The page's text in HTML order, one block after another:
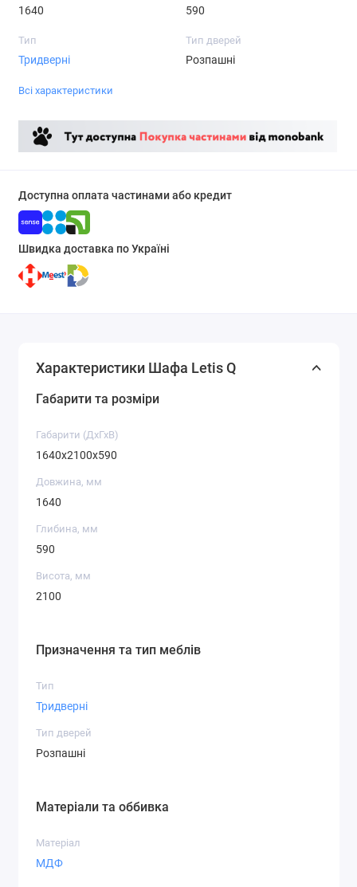
1640 590
Тип
Тридверні
Тип дверей
Розпашні
Всі характеристики
Доступна оплата частинами або кредит
Швидка доставка по Україні
Характеристики Шафа Letis Q
Габарити та розміри
Габарити (ДхГхВ)
1640x2100x590
Довжина, мм
1640
Глибина, мм
590
Висота, мм
2100
Призначення та тип меблів
Тип
Тридверні
Тип дверей
Розпашні
Матеріали та оббивка
Матеріал
МДФ